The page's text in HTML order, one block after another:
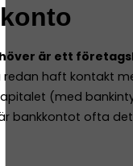
är ett
haft kontakt
(med
bankkontot ofta